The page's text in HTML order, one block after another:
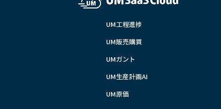
UM工程進捗
UM販売購買
UMガント
UM生産計画AI
UM原価